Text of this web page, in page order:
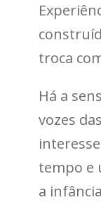
troca
Há a
vozes
tempo e
a